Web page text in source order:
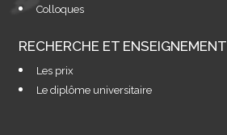
Colloques
RECHERCHE ET ENSEIGNEMENT
Les prix
Le diplôme universitaire